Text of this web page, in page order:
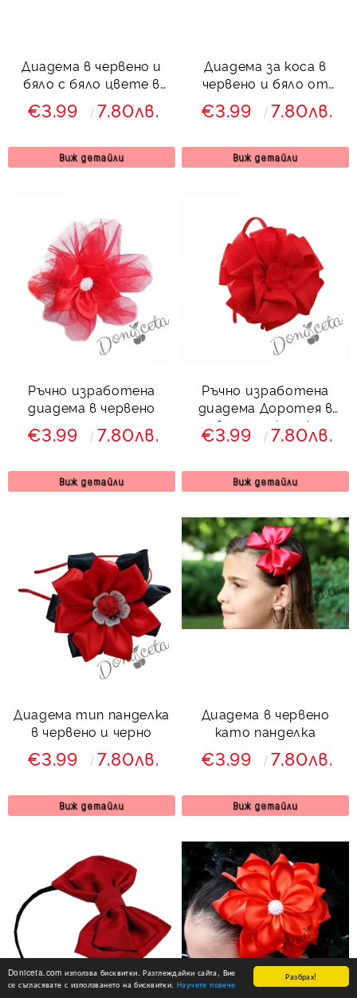
Разбрах!
Doniceta.com използва бисквитки. Разглеждайки сайта, Вие
се съгласявате с използването на бисквитки. Научете повече
Диадема в червено и
бяло с бяло цвете в
средата
€3.99 7.80лв.
Виж детайли
Диадема за коса в
червено и бяло от
сатенена лента
€3.99 7.80лв.
Виж детайли
Ръчно изработена
диадема в червено
€3.99 7.80лв.
Виж детайли
Ръчно изработена
диадема Доротея в
червено от колекция
Червеника
€3.99 7.80лв.
Виж детайли
Диадема тип панделка
в червено и черно
€3.99 7.80лв.
Виж детайли
Диадема в червено
като панделка
€3.99 7.80лв.
Виж детайли